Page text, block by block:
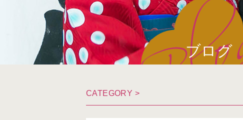
ブログ
CATEGORY >